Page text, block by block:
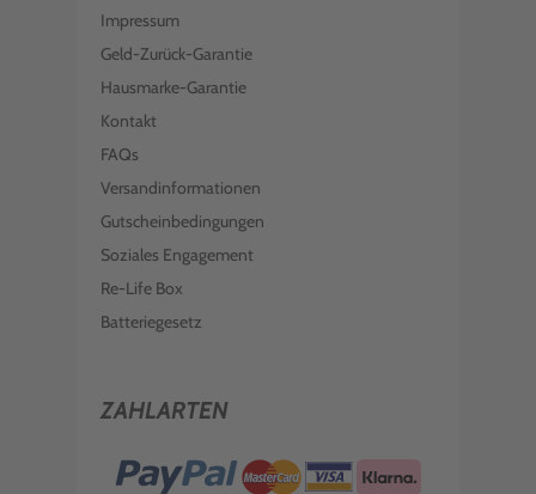
Impressum
Geld-Zurück-Garantie
Hausmarke-Garantie
Kontakt
FAQs
Versandinformationen
Gutscheinbedingungen
Soziales Engagement
Re-Life Box
Batteriegesetz
ZAHLARTEN